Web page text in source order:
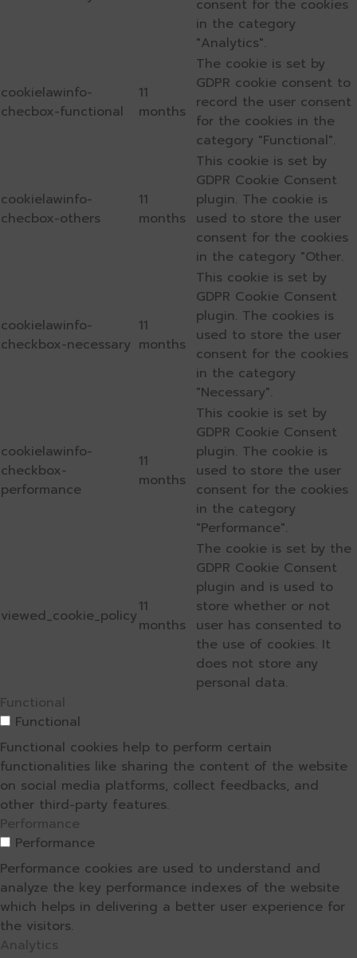
consent for the cookies
in the category
"Analytics".
cookielawinfo-
checbox-functional
11
months
The cookie is set by
GDPR cookie consent to
record the user consent
for the cookies in the
category "Functional".
cookielawinfo-
checbox-others
11
months
This cookie is set by
GDPR Cookie Consent
plugin. The cookie is
used to store the user
consent for the cookies
in the category "Other.
cookielawinfo-
checkbox-necessary
11
months
This cookie is set by
GDPR Cookie Consent
plugin. The cookies is
used to store the user
consent for the cookies
in the category
"Necessary".
cookielawinfo-
checkbox-
performance
11
months
This cookie is set by
GDPR Cookie Consent
plugin. The cookie is
used to store the user
consent for the cookies
in the category
"Performance".
viewed_cookie_policy11
months
The cookie is set by the
GDPR Cookie Consent
plugin and is used to
store whether or not
user has consented to
the use of cookies. It
does not store any
personal data.
Functional
Functional
Functional cookies help to perform certain
functionalities like sharing the content of the website
on social media platforms, collect feedbacks, and
other third-party features.
Performance
Performance
Performance cookies are used to understand and
analyze the key performance indexes of the website
which helps in delivering a better user experience for
the visitors.
Analytics